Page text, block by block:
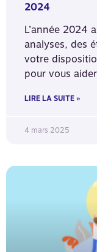
2024
L’année 2024
analyses, des
votre
pour vous
LIRE LA SUITE »
4 mars 2025